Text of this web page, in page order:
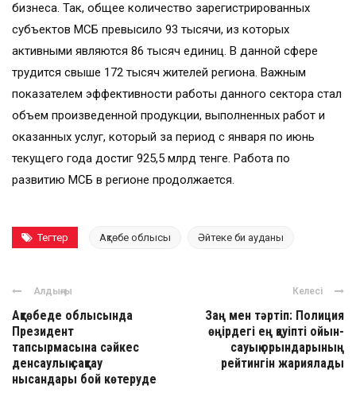
бизнеса. Так, общее количество зарегистрированных
субъектов МСБ превысило 93 тысячи, из которых
активными являются 86 тысяч единиц. В данной сфере
трудится свыше 172 тысяч жителей региона. Важным
показателем эффективности работы данного сектора стал
объем произведенной продукции, выполненных работ и
оказанных услуг, который за период с января по июнь
текущего года достиг 925,5 млрд тенге. Работа по
развитию МСБ в регионе продолжается.
Тегтер Ақтөбе облысы Әйтеке би ауданы
Алдыңғы
Ақтөбеде облысында
Президент
тапсырмасына сәйкес
денсаулық сақтау
нысандары бой көтеруде
Келесі
Заң мен тәртіп: Полиция
өңірдегі ең қауіпті ойын-
сауық орындарының
рейтингін жариялады